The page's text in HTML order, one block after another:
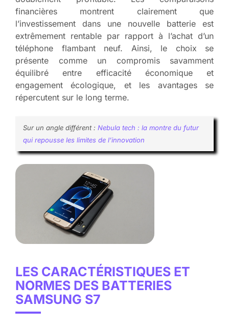
financières montrent clairement que
l’investissement dans une nouvelle batterie est
extrêmement rentable par rapport à l’achat d’un
téléphone flambant neuf. Ainsi, le choix se
présente comme un compromis savamment
équilibré entre efficacité économique et
engagement écologique, et les avantages se
répercutent sur le long terme.
Sur un angle différent : Nebula tech : la montre du futur
qui repousse les limites de l’innovation
LES CARACTÉRISTIQUES ET
NORMES DES BATTERIES
SAMSUNG S7